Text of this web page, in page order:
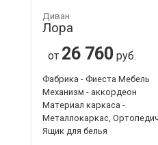
Диван
Лора
от 26 760 руб.
Фабрика - Фиеста Мебель
Механизм - аккордеон
Материал каркаса -
Металлокаркас,
Ящик для белья